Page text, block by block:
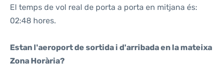
El temps de vol real de porta a porta en mitjana és:
02:48 hores.
Estan l'aeroport de sortida i d'arribada en la mateixa
Zona Horària?